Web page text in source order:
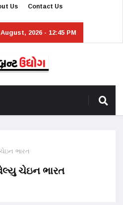
Us Contact Us
August, 2026 - 12:45 PM
ભારત
ચેઇન ભારત